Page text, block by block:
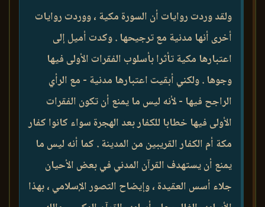
ولقد وردت روايات أن السورة مكية ، ووردت روايات
أخرى أنها مدنية مع ترجيحها . وكدت أميل إلى
اعتبارها مكية تأثرا بأسلوب الفقرات الأولى فيها
وجوها . ولكني أبقيت اعتبارها مدنية - مع الرأي
الراجح فيها - لأنه ليس ما يمنع أن تكون الفقرات
الأولى فيها خطابا للكفار بعد الهجرة سواء كانوا كفار
مكة أم الكفار القريبين من المدينة . كما أنه ليس ما
يمنع أن يستهدف القرآن المدني في بعض الأحيان
جلاء أسس العقيدة ، وإيضاح التصور الإسلامي ، بهذا